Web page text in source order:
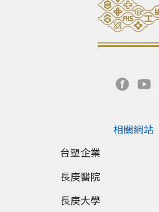
相關網站
台塑企業
長庚醫院
長庚大學